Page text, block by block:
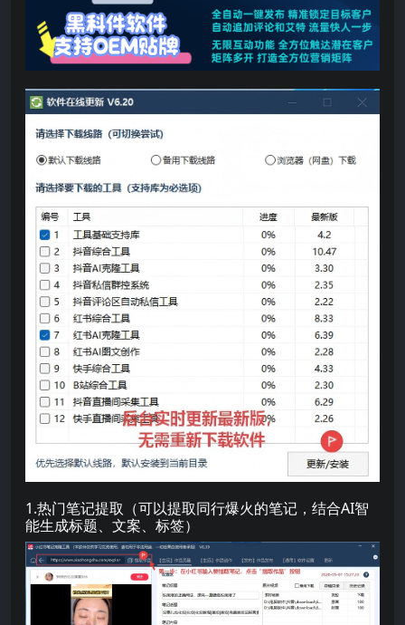
1.热门笔记提取（可以提取同行爆火的笔记，结合AI智
能生成标题、文案、标签）